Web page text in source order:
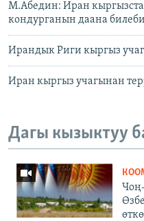
М.Абедин: Иран
кондурганын даана
Ирандык Риги кыргыз
Иран кыргыз учагынан
Дагы кызыктуу